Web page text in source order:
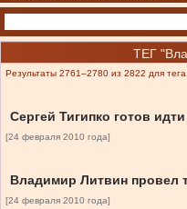
ТЕГ
Результаты 2761–2780 из 2822 для
Сергей Тигипко готов
[24 февраля 2010 года]
Владимир Литвин провел
[24 февраля 2010 года]